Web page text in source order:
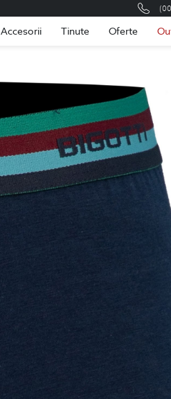
Accesorii Tinute Oferte
Romania